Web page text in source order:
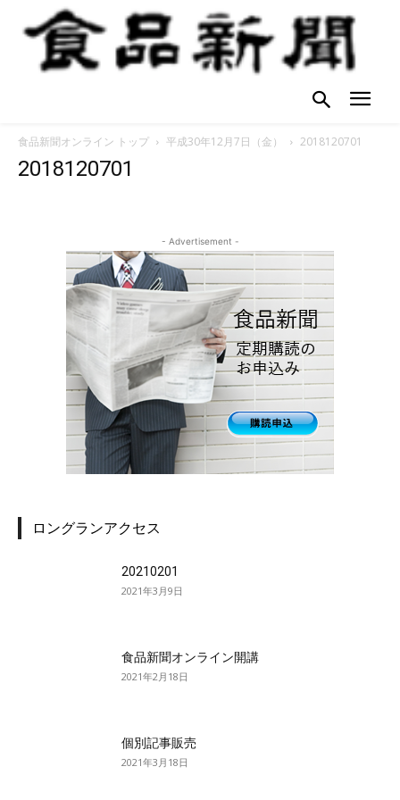
食品新聞オンライン トップ 平成30年12月7日（金） 2018120701
2018120701
- Advertisement -
ロングランアクセス
20210201
2021年3月9日
食品新聞オンライン開講
2021年2月18日
個別記事販売
2021年3月18日